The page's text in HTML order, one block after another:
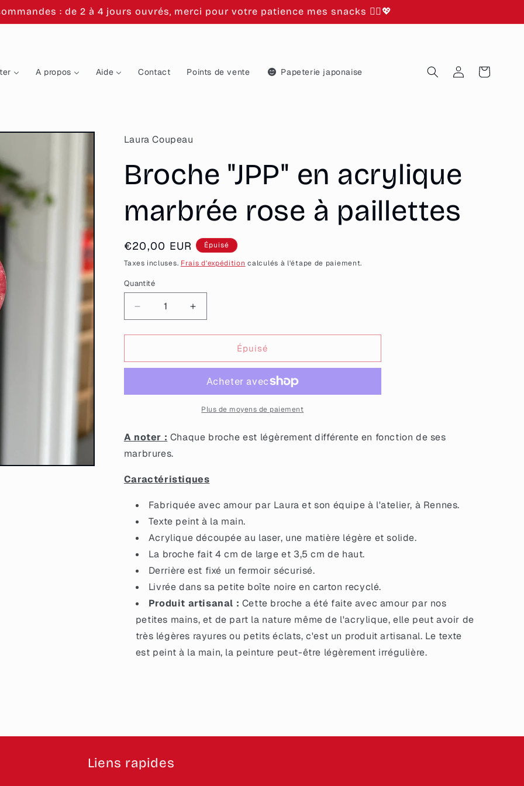
: de 2 à 4 jours ouvrés, merci pour votre patience mes snacks 🙂‍↕️💖
A propos Aide Contact Points de vente Papeterie japonaise ConnexionPanier
Laura Coupeau
Broche "JPP" en acrylique
marbrée rose à paillettes
Prix
habituel
€20,00 EUR
Épuisé
Taxes incluses. Frais d'expédition calculés à l'étape de paiement.
Quantité
Quantité
Réduire
la
quantité
Broche
acrylique
à
Augmenter
la
quantité
Broche
acrylique
marbrée
à
Épuisé
Plus de moyens de paiement
A noter : Chaque broche est légèrement différente en fonction de ses
marbrures.
Caractéristiques
Fabriquée avec amour par Laura et son équipe à l'atelier, à Rennes.
Texte peint à la main.
Acrylique découpée au laser, une matière légère et solide.
La broche fait 4 cm de large et 3,5 cm de haut.
Derrière est fixé un fermoir sécurisé.
Livrée dans sa petite boîte noire en carton recyclé.
Produit artisanal : Cette broche a été faite avec amour par nos
petites mains, et de part la nature même de l'acrylique, elle peut avoir de
très légères rayures ou petits éclats, c'est un produit artisanal. Le texte
est peint à la main, la peinture peut-être légèrement irrégulière.
Liens rapides